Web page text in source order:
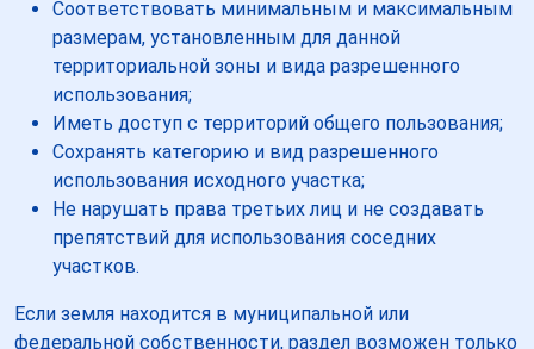
Соответствовать минимальным и максимальным
размерам, установленным для данной
территориальной зоны и вида разрешенного
использования;
Иметь доступ с территорий общего пользования;
Сохранять категорию и вид разрешенного
использования исходного участка;
Не нарушать права третьих лиц и не создавать
препятствий для использования соседних
участков.
Если земля находится в муниципальной или
федеральной собственности, раздел возможен только